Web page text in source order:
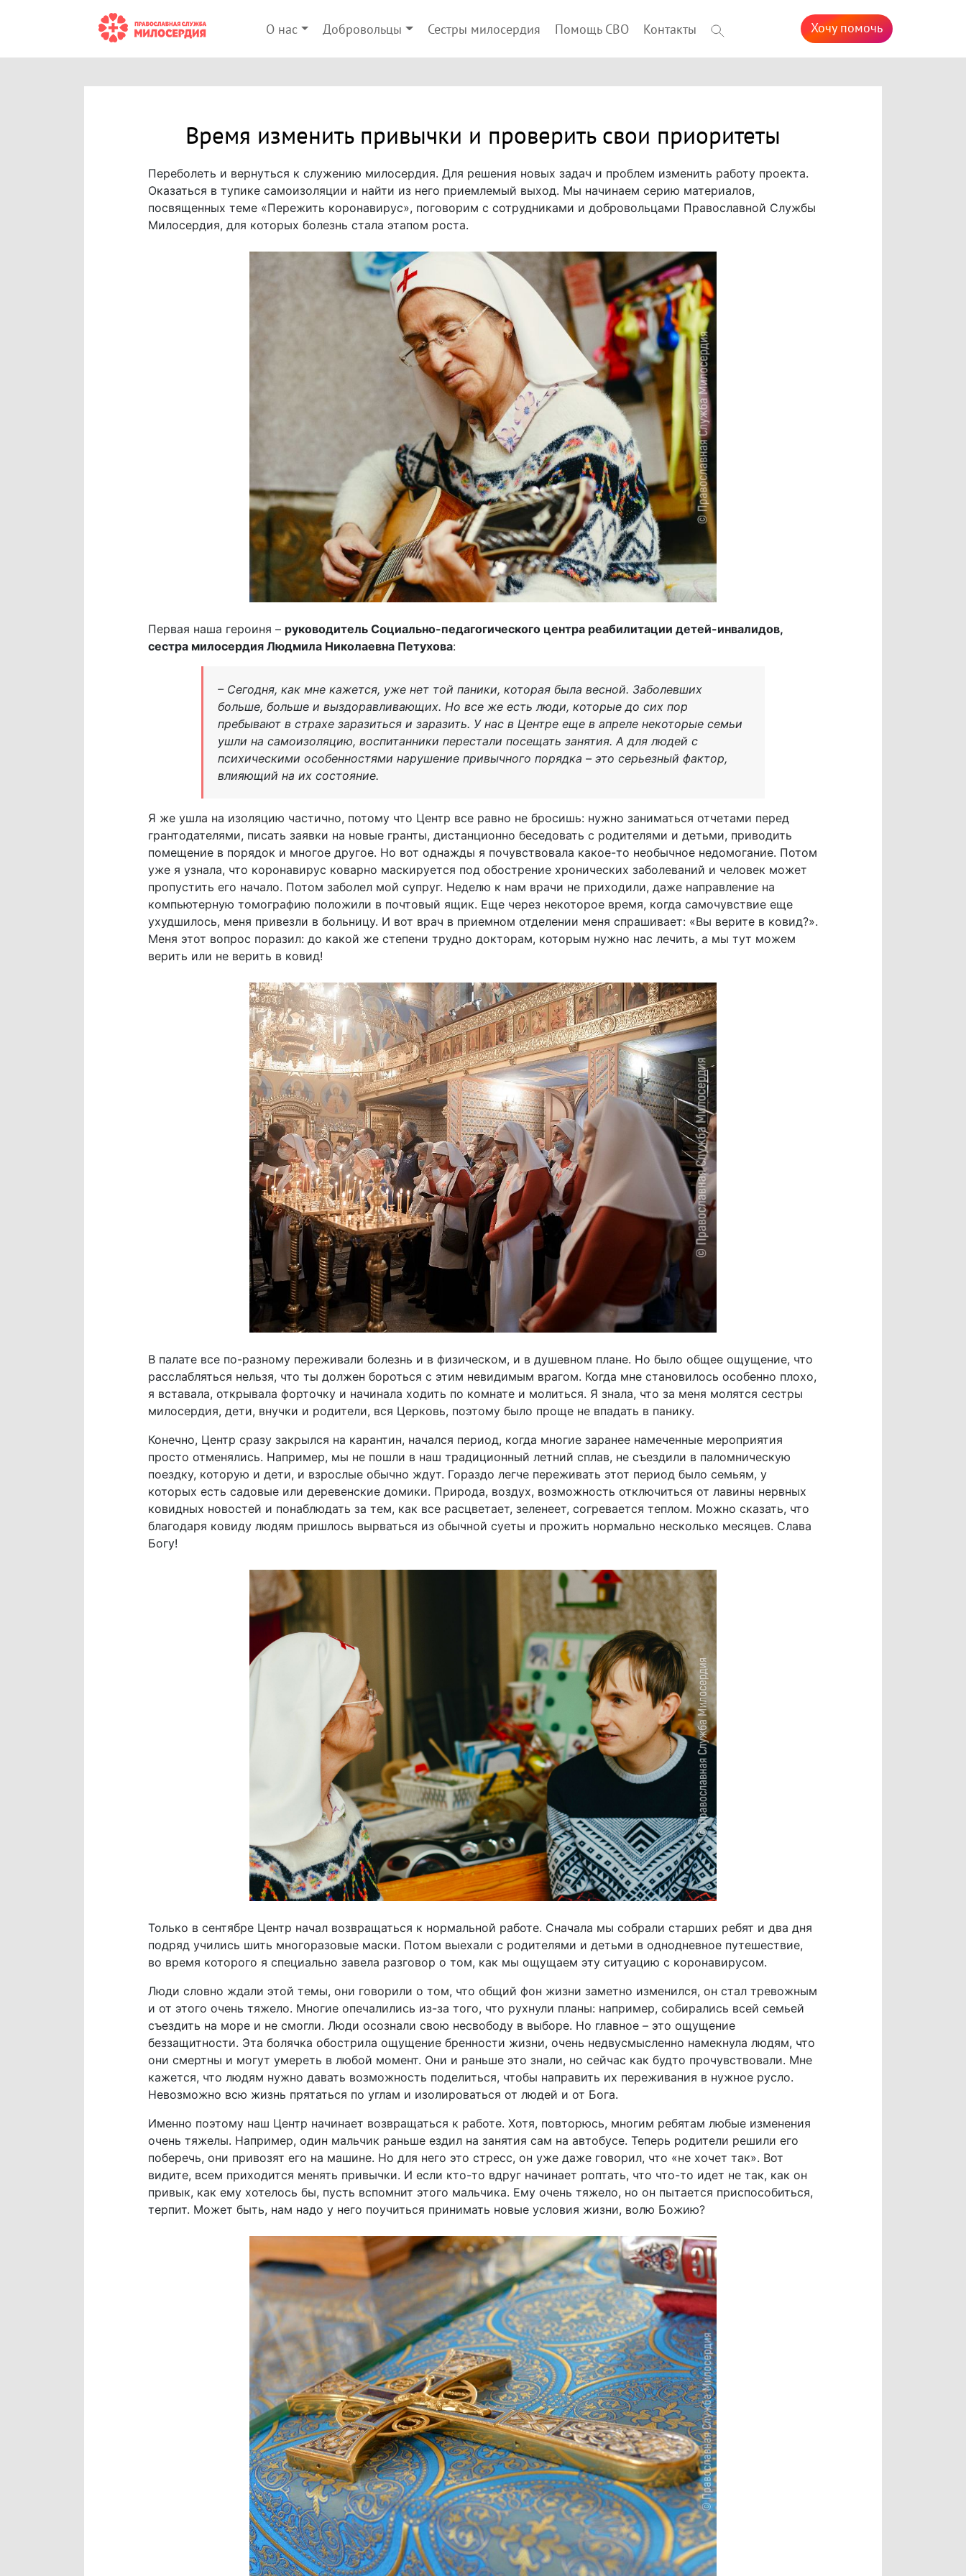
О нас Добровольцы Сестры милосердия Помощь СВО Контакты Хочу помочь
Время изменить привычки и проверить свои приоритеты
Переболеть и вернуться к служению милосердия. Для решения новых задач и проблем изменить работу проекта.
Оказаться в тупике самоизоляции и найти из него приемлемый выход. Мы начинаем серию материалов,
посвященных теме «Пережить коронавирус», поговорим с сотрудниками и добровольцами Православной Службы
Милосердия, для которых болезнь стала этапом роста.
Первая наша героиня – руководитель Социально-педагогического центра реабилитации детей-инвалидов,
сестра милосердия Людмила Николаевна Петухова:
– Сегодня, как мне кажется, уже нет той паники, которая была весной. Заболевших
больше, больше и выздоравливающих. Но все же есть люди, которые до сих пор
пребывают в страхе заразиться и заразить. У нас в Центре еще в апреле некоторые семьи
ушли на самоизоляцию, воспитанники перестали посещать занятия. А для людей с
психическими особенностями нарушение привычного порядка – это серьезный фактор,
влияющий на их состояние.
Я же ушла на изоляцию частично, потому что Центр все равно не бросишь: нужно заниматься отчетами перед
грантодателями, писать заявки на новые гранты, дистанционно беседовать с родителями и детьми, приводить
помещение в порядок и многое другое. Но вот однажды я почувствовала какое-то необычное недомогание. Потом
уже я узнала, что коронавирус коварно маскируется под обострение хронических заболеваний и человек может
пропустить его начало. Потом заболел мой супруг. Неделю к нам врачи не приходили, даже направление на
компьютерную томографию положили в почтовый ящик. Еще через некоторое время, когда самочувствие еще
ухудшилось, меня привезли в больницу. И вот врач в приемном отделении меня спрашивает: «Вы верите в ковид?».
Меня этот вопрос поразил: до какой же степени трудно докторам, которым нужно нас лечить, а мы тут можем
верить или не верить в ковид!
В палате все по-разному переживали болезнь и в физическом, и в душевном плане. Но было общее ощущение, что
расслабляться нельзя, что ты должен бороться с этим невидимым врагом. Когда мне становилось особенно плохо,
я вставала, открывала форточку и начинала ходить по комнате и молиться. Я знала, что за меня молятся сестры
милосердия, дети, внучки и родители, вся Церковь, поэтому было проще не впадать в панику.
Конечно, Центр сразу закрылся на карантин, начался период, когда многие заранее намеченные мероприятия
просто отменялись. Например, мы не пошли в наш традиционный летний сплав, не съездили в паломническую
поездку, которую и дети, и взрослые обычно ждут. Гораздо легче переживать этот период было семьям, у
которых есть садовые или деревенские домики. Природа, воздух, возможность отключиться от лавины нервных
ковидных новостей и понаблюдать за тем, как все расцветает, зеленеет, согревается теплом. Можно сказать, что
благодаря ковиду людям пришлось вырваться из обычной суеты и прожить нормально несколько месяцев. Слава
Богу!
Только в сентябре Центр начал возвращаться к нормальной работе. Сначала мы собрали старших ребят и два дня
подряд учились шить многоразовые маски. Потом выехали с родителями и детьми в однодневное путешествие,
во время которого я специально завела разговор о том, как мы ощущаем эту ситуацию с коронавирусом.
Люди словно ждали этой темы, они говорили о том, что общий фон жизни заметно изменился, он стал тревожным
и от этого очень тяжело. Многие опечалились из-за того, что рухнули планы: например, собирались всей семьей
съездить на море и не смогли. Люди осознали свою несвободу в выборе. Но главное – это ощущение
беззащитности. Эта болячка обострила ощущение бренности жизни, очень недвусмысленно намекнула людям, что
они смертны и могут умереть в любой момент. Они и раньше это знали, но сейчас как будто прочувствовали. Мне
кажется, что людям нужно давать возможность поделиться, чтобы направить их переживания в нужное русло.
Невозможно всю жизнь прятаться по углам и изолироваться от людей и от Бога.
Именно поэтому наш Центр начинает возвращаться к работе. Хотя, повторюсь, многим ребятам любые изменения
очень тяжелы. Например, один мальчик раньше ездил на занятия сам на автобусе. Теперь родители решили его
поберечь, они привозят его на машине. Но для него это стресс, он уже даже говорил, что «не хочет так». Вот
видите, всем приходится менять привычки. И если кто-то вдруг начинает роптать, что что-то идет не так, как он
привык, как ему хотелось бы, пусть вспомнит этого мальчика. Ему очень тяжело, но он пытается приспособиться,
терпит. Может быть, нам надо у него поучиться принимать новые условия жизни, волю Божию?